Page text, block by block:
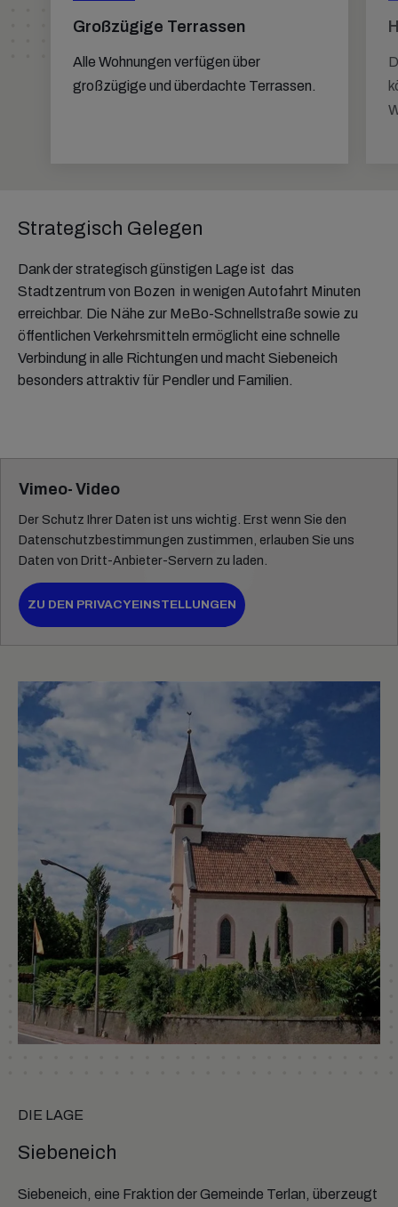
Großzügige Terrassen
Alle Wohnungen verfügen über
großzügige und überdachte Terrassen.
Strategisch Gelegen
Dank der strategisch günstigen Lage ist das
Stadtzentrum von Bozen in wenigen Autofahrt Minuten
erreichbar. Die Nähe zur MeBo-Schnellstraße sowie zu
öffentlichen Verkehrsmitteln ermöglicht eine schnelle
Verbindung in alle Richtungen und macht Siebeneich
besonders attraktiv für Pendler und Familien.
Vimeo- Video
Der Schutz Ihrer Daten ist uns wichtig. Erst wenn Sie den
Datenschutzbestimmungen zustimmen, erlauben Sie uns
Daten von Dritt-Anbieter-Servern zu laden.
ZU DEN PRIVACYEINSTELLUNGEN
DIE LAGE
Siebeneich
Siebeneich, eine Fraktion der Gemeinde Terlan, überzeugt